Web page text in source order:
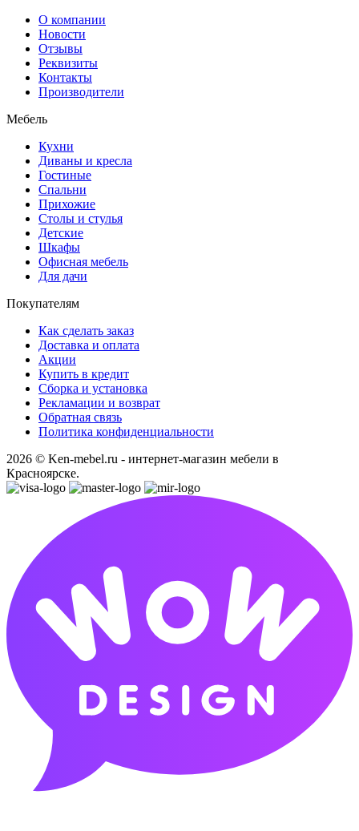
О компании
Новости
Отзывы
Реквизиты
Контакты
Производители
Мебель
Кухни
Диваны и кресла
Гостиные
Спальни
Прихожие
Столы и стулья
Детские
Шкафы
Офисная мебель
Для дачи
Покупателям
Как сделать заказ
Доставка и оплата
Акции
Купить в кредит
Сборка и установка
Рекламации и возврат
Обратная связь
Политика конфиденциальности
2026 © Ken-mebel.ru - интернет-магазин мебели в
Красноярске.